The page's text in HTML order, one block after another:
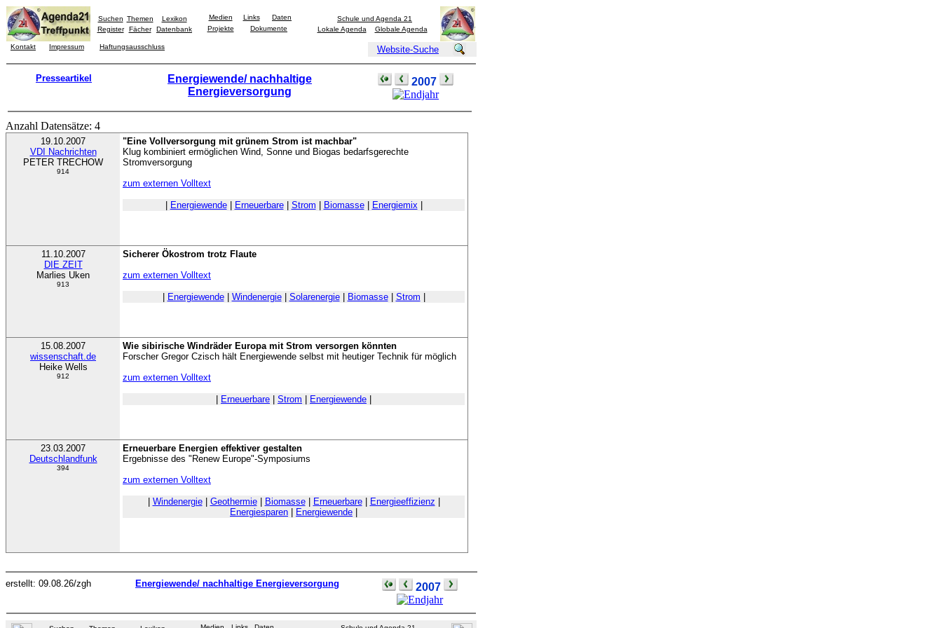
Suchen Themen
Lexikon
Register
Fächer Datenbank
Medien Links
Daten
Projekte
Dokumente
Schule und Agenda 21
Lokale Agenda
Globale Agenda
Kontakt Impressum Haftungsausschluss Website-Suche
Presseartikel
Energiewende/ nachhaltige
Energieversorgung
2007
Anzahl Datensätze: 4
19.10.2007
VDI Nachrichten
PETER TRECHOW
914
"Eine Vollversorgung mit grünem Strom ist machbar"
Klug kombiniert ermöglichen Wind, Sonne und Biogas bedarfsgerechte
Stromversorgung
zum externen Volltext
Energiewende| Erneuerbare| Strom Biomasse| Energiemix
11.10.2007
DIE ZEIT
Marlies Uken
913
Sicherer Ökostrom trotz Flaute
zum externen Volltext
Energiewende| Windenergie| Solarenergie| Biomasse| Strom
15.08.2007
wissenschaft.de
Heike Wells
912
Wie sibirische Windräder Europa mit Strom versorgen könnten
Forscher Gregor Czisch hält Energiewende selbst mit heutiger Technik für möglich
zum externen Volltext
Erneuerbare Strom Energiewende
23.03.2007
Deutschlandfunk
394
Erneuerbare Energien effektiver gestalten
Ergebnisse des "Renew Europe"-Symposiums
zum externen Volltext
Windenergie| Geothermie| Biomasse| Erneuerbare| Energieeffizienz
Energiesparen
Energiewende
erstellt: 09.08.26/zgh Energiewende/ nachhaltige Energieversorgung 2007